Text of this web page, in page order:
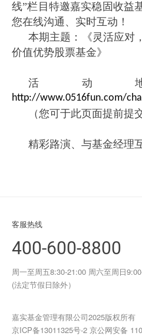
线”栏目特邀嘉实稳固收益
您在线沟通、实时互动！
本期主题：《灵活应
价值优势股票基金》
活动
http://www.0516fun.com/
（您可于此页面提前提
精彩路演、与基金经理
客服热线
400-600-8800
周一至周五8:30-21:00 周六至周日
(法定节假日除外）
嘉实基金管理有限公司2025版权所有
京ICP备13011325号-2 京公网安备